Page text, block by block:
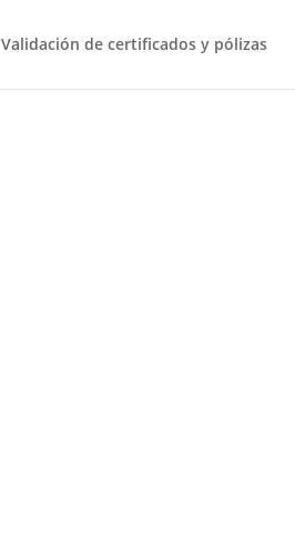
Validación de certificados y pólizas